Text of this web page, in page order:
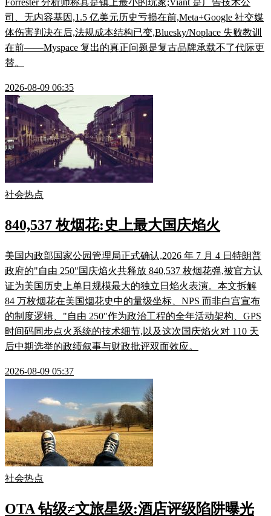
Forrester 分析师称其是镇上最小的玩家;Viant 是广告技术公
司、无内容基因,1.5 亿美元历史亏损在前,Meta+Google 社交媒
体伤害判决在后,法规成本结构已变,Bluesky/Noplace 失败教训
在前——Myspace 复出的真正问题是复古品牌承载不了代际更
替。
2026-08-09 06:35
社会热点
840,537 枚烟花:史上最大国庆焰火
美国内政部国家公园管理局正式确认,2026 年 7 月 4 日特朗普
政府的"自由 250"国庆焰火共释放 840,537 枚烟花弹,被官方认
证为美国历史上单日规模最大的独立日焰火表演。本文拆解
84 万枚烟花在美国烟花史中的量级坐标、NPS 而非白宫宣布
的制度逻辑、"自由 250"作为政治工程的全年活动架构、GPS
时间码同步点火系统的技术细节,以及这次国庆焰火对 110 天
后中期选举的政绩叙事与财政批评双面效应。
2026-08-09 05:37
社会热点
OTA 钻级≠文旅星级:酒店评级陷阱曝光